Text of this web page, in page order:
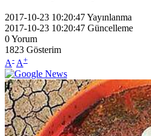
2017-10-23 10:20:47Yayınlanma
2017-10-23 10:20:47 Güncelleme
0Yorum
1823 Gösterim
A- A+